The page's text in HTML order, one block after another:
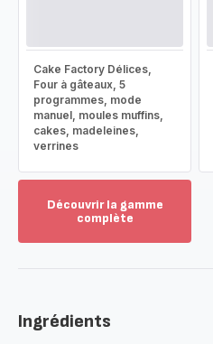
Cake Factory Délices,
Four à gâteaux, 5
programmes, mode
manuel, moules muffins,
cakes, madeleines,
verrines
Découvrir la gamme
complète
gamme
Ingrédients